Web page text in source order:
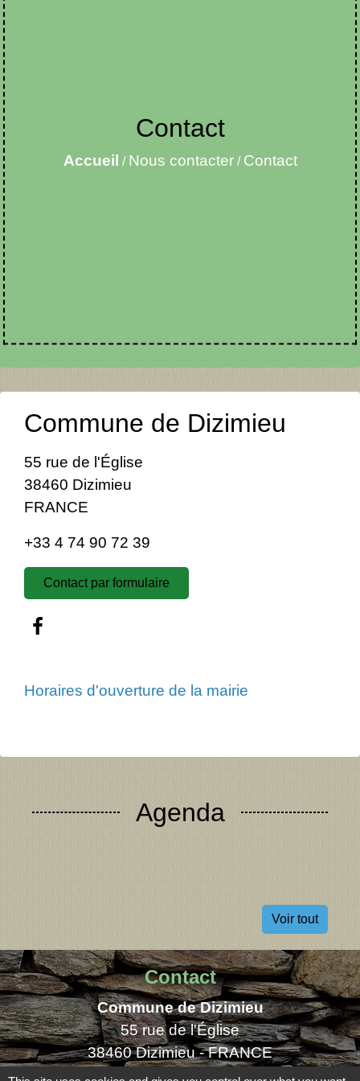
Contact
Accueil / Nous contacter/ Contact
Commune de Dizimieu
55 rue de l'Église
38460 Dizimieu
FRANCE
+33 4 74 90 72 39
Contact par formulaire
Horaires d'ouverture de la mairie
Agenda
Voir tout
Contact
Commune de Dizimieu
55 rue de l'Église
38460 Dizimieu - FRANCE
+33 4 74 90 72 39